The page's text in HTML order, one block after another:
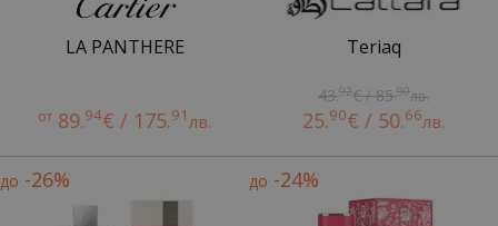
LA PANTHERE
от 89.94€ / 175.91лв.
Teriaq
43.92€ / 85.90лв.
25.90€ / 50.66лв.
до -26% до -24%